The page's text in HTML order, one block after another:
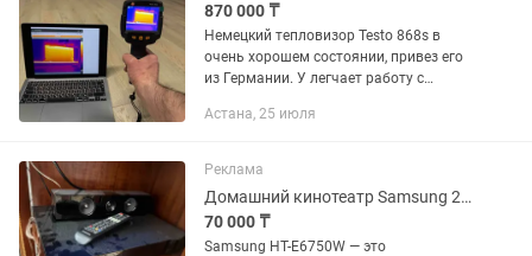
870 000 ₸
Немецкий тепловизор Testo 868s в
очень хорошем состоянии, привез его
из Германии. У легчает работу с
Руководство по меню тепловизора,
Астана, 25 июля
Реклама
Домашний кинотеатр Samsung 2015г.в.
70 000 ₸
Samsung HT-E6750W — это